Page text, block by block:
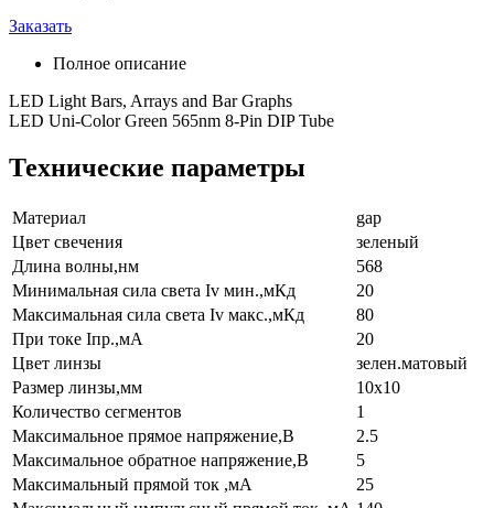
Заказать
Полное описание
LED Light Bars, Arrays and Bar Graphs
LED Uni-Color Green 565nm 8-Pin DIP Tube
Технические параметры
Материал
gap
Цвет свечения
зеленый
Длина волны,нм
568
Минимальная сила света Iv мин.,мКд
20
Максимальная сила света Iv макс.,мКд
80
При токе Iпр.,мА
20
Цвет линзы
зелен.матовый
Размер линзы,мм
10x10
Количество сегментов
1
Максимальное прямое напряжение,В
2.5
Максимальное обратное напряжение,В
5
Максимальный прямой ток ,мА
25